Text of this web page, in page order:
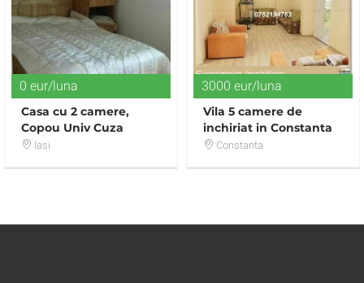
0 eur/luna
Casa cu 2 camere,
Copou Univ Cuza
Iasi
3000 eur/luna
Vila 5 camere de
inchiriat in Constanta
zona KM 4-5
Constanta